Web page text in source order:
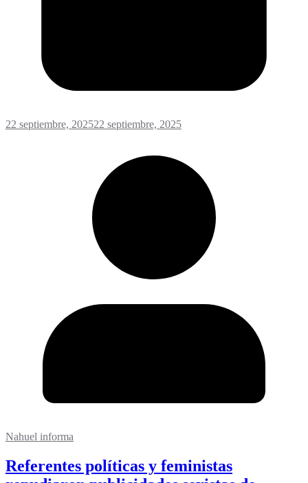
22 septiembre, 202522 septiembre, 2025
Nahuel informa
Referentes políticas y feministas